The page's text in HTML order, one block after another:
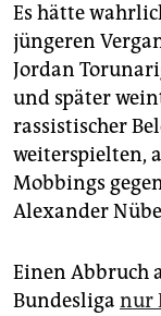
Es hätte
jüngeren
Jordan
und später
rassistischer
weiterspielten,
Mobbings
Alexander
Einen Abbruch
Bundesliga nur